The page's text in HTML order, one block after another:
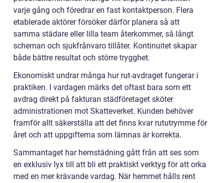
varje gång och föredrar en fast kontaktperson. Flera
etablerade aktörer försöker därför planera så att
samma städare eller lilla team återkommer, så långt
scheman och sjukfrånvaro tillåter. Kontinuitet skapar
både bättre resultat och större trygghet.
Ekonomiskt undrar många hur rut-avdraget fungerar i
praktiken. I vardagen märks det oftast bara som ett
avdrag direkt på fakturan städföretaget sköter
administrationen mot Skatteverket. Kunden behöver
framför allt säkerställa att det finns kvar rututrymme för
året och att uppgifterna som lämnas är korrekta.
Sammantaget har hemstädning gått från att ses som
en exklusiv lyx till att bli ett praktiskt verktyg för att orka
med en mer krävande vardag. När hemmet hålls rent